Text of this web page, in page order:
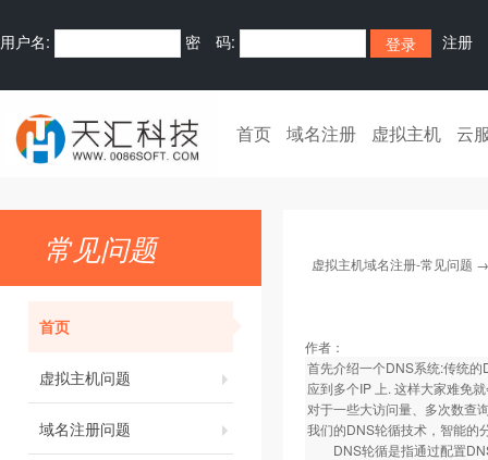
用户名: 密 码: 注册
首页 域名注册 虚拟主机 云
常见问题
首页
虚拟主机问题
域名注册问题
虚拟主机域名注册-常见问题
作者：
首先介绍一个DNS系统:传统
应到多个IP 上. 这样大家难免
对于一些大访问量、多次数查
我们的DNS轮循技术，智能的
DNS轮循是指通过配置DNS